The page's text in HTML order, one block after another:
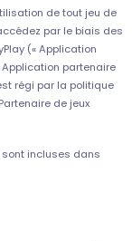
de tout jeu de
par le biais des
(« Application
partenaire
régi par la politique
de jeux
incluses dans